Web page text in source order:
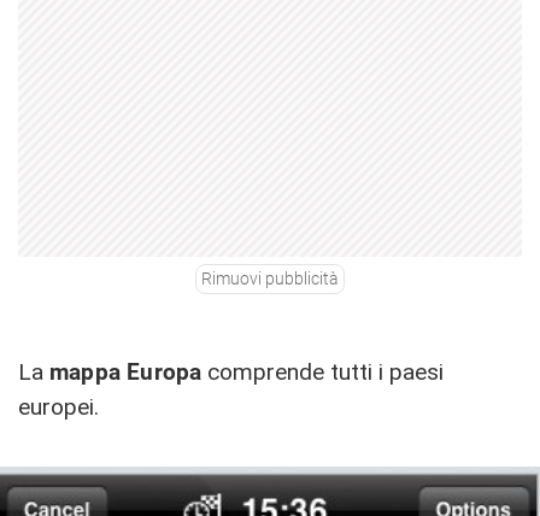
Rimuovi pubblicità
La mappa Europa comprende tutti i paesi
europei.